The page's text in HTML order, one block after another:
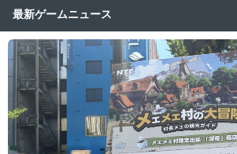
最新ゲームニュース